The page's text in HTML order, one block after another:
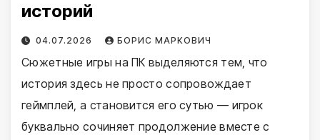
историй
04.07.2026 БОРИС МАРКОВИЧ
Сюжетные игры на ПК выделяются тем, что
история здесь не просто сопровождает
геймплей, а становится его сутью — игрок
буквально сочиняет продолжение вместе с